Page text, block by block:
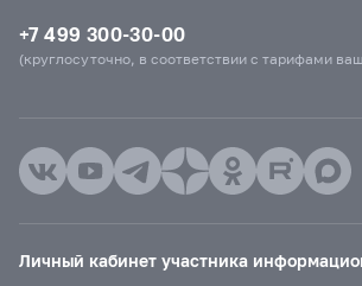
+7 499 300-30-00
(круглосуточно, в соответствии с тарифами
Личный кабинет участника